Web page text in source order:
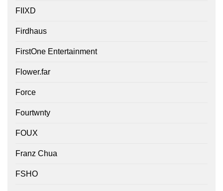
FIIXD
Firdhaus
FirstOne Entertainment
Flower.far
Force
Fourtwnty
FOUX
Franz Chua
FSHO